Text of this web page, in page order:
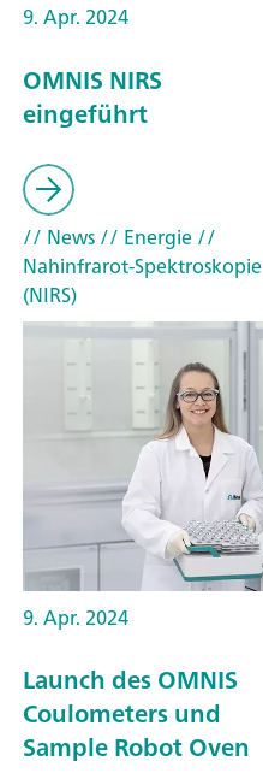
9. Apr. 2024
OMNIS NIRS
eingeführt
// News// Energie//
Nahinfrarot-Spektroskopie
(NIRS)
9. Apr. 2024
Launch des OMNIS
Coulometers und
Sample Robot Oven